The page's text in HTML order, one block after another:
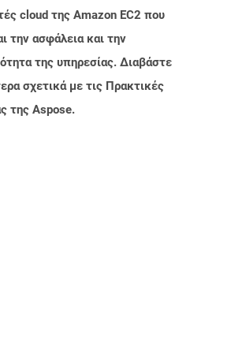
cloud της Amazon EC2 που
την ασφάλεια και την
της υπηρεσίας. Διαβάστε
σχετικά με τις Πρακτικές
της Aspose.